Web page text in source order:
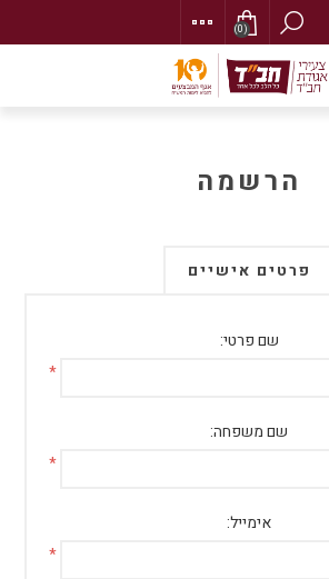
(0)
הרשמה
פרטים אישיים
שם פרטי:
*
שם משפחה:
*
אימייל:
*